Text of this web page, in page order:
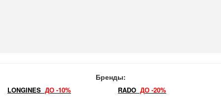
Бренды:
LONGINES ДО -10% RADO ДО -20%